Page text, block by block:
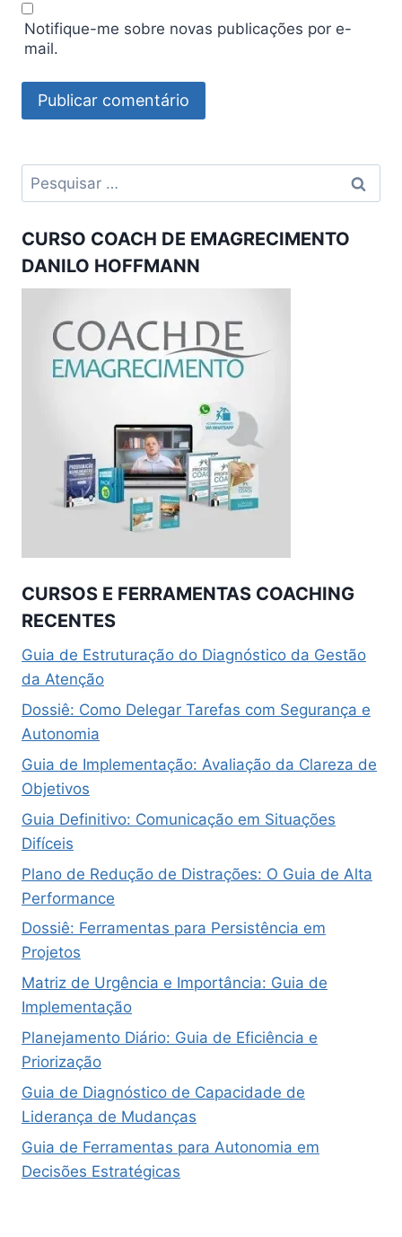
Notifique-me sobre novas publicações por e-
mail.
Pesquisar
por:
CURSO COACH DE EMAGRECIMENTO
DANILO HOFFMANN
CURSOS E FERRAMENTAS COACHING
RECENTES
Guia de Estruturação do Diagnóstico da Gestão
da Atenção
Dossiê: Como Delegar Tarefas com Segurança e
Autonomia
Guia de Implementação: Avaliação da Clareza de
Objetivos
Guia Definitivo: Comunicação em Situações
Difíceis
Plano de Redução de Distrações: O Guia de Alta
Performance
Dossiê: Ferramentas para Persistência em
Projetos
Matriz de Urgência e Importância: Guia de
Implementação
Planejamento Diário: Guia de Eficiência e
Priorização
Guia de Diagnóstico de Capacidade de
Liderança de Mudanças
Guia de Ferramentas para Autonomia em
Decisões Estratégicas